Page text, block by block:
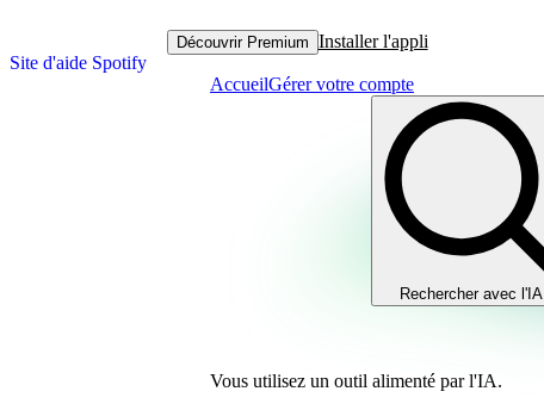
Site d'aide Spotify
Découvrir Premium Installer l'appli
AccueilGérer votre compte
Rechercher avec l'IA
Vous utilisez un outil alimenté par l'IA.